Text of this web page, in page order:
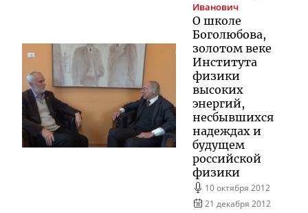
Иванович
О школе
Боголюбова,
золотом веке
Института
физики
высоких
энергий,
несбывшихся
надеждах и
будущем
российской
физики
10 октября 2012
21 декабря 2012